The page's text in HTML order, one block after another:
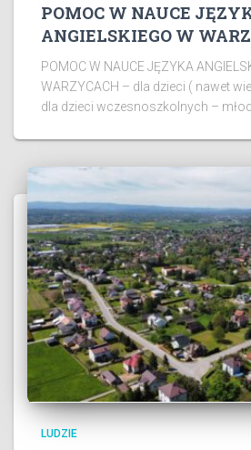
POMOC W NAUCE
ANGIELSKIEGO W
POMOC W NAUCE JĘZYKA
WARZYCACH – dla dzieci ( nawet
dla dzieci wczesnoszkolnych –
LUDZIE